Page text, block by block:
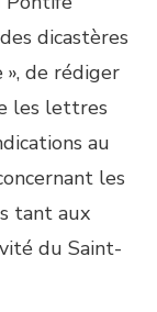
dicastères
», de rédiger
les lettres
au
les
tant aux
du Saint-